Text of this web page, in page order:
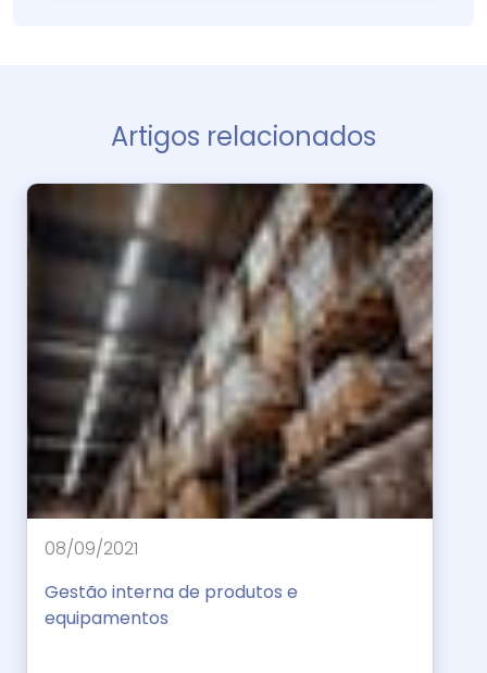
Artigos relacionados
08/09/2021
Gestão interna de produtos e
equipamentos